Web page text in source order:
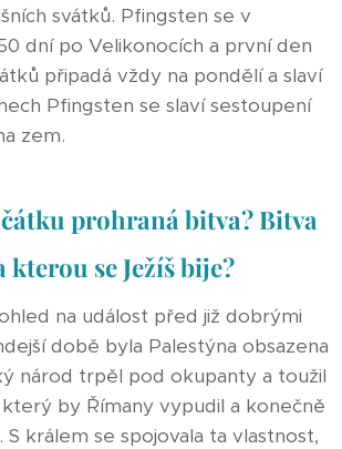
svátků. Pfingsten se v
dní po Velikonocích a první den
připadá vždy na pondělí a slaví
Pfingsten se slaví sestoupení
zem.
prohraná bitva? Bitva
se Ježíš bije?
na událost před již dobrými
době byla Palestýna obsazena
národ trpěl pod okupanty a toužil
by Římany vypudil a konečně
králem se spojovala ta vlastnost,